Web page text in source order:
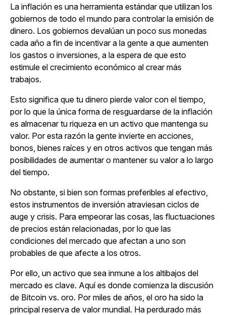
La inflación es una herramienta estándar que utilizan los
gobiernos de todo el mundo para controlar la emisión de
dinero. Los gobiernos devalúan un poco sus monedas
cada año a fin de incentivar a la gente a que aumenten
los gastos o inversiones, a la espera de que esto
estimule el crecimiento económico al crear más
trabajos.
Esto significa que tu dinero pierde valor con el tiempo,
por lo que la única forma de resguardarse de la inflación
es almacenar tu riqueza en un activo que mantenga su
valor. Por esta razón la gente invierte en acciones,
bonos, bienes raíces y en otros activos que tengan más
posibilidades de aumentar o mantener su valor a lo largo
del tiempo.
No obstante, si bien son formas preferibles al efectivo,
estos instrumentos de inversión atraviesan ciclos de
auge y crisis. Para empeorar las cosas, las fluctuaciones
de precios están relacionadas, por lo que las
condiciones del mercado que afectan a uno son
probables de que afecte a los otros.
Por ello, un activo que sea inmune a los altibajos del
mercado es clave. Aquí es donde comienza la discusión
de Bitcoin vs. oro. Por miles de años, el oro ha sido la
principal reserva de valor mundial. Ha perdurado más